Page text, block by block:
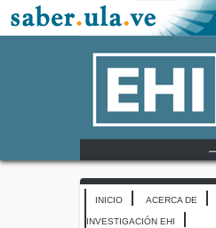
INICIO ACERCA DE
INVESTIGACIÓN EHI